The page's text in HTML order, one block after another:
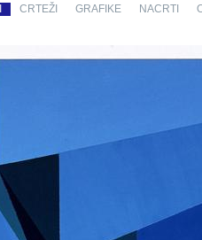
CRTEŽI GRAFIKE NACRTI